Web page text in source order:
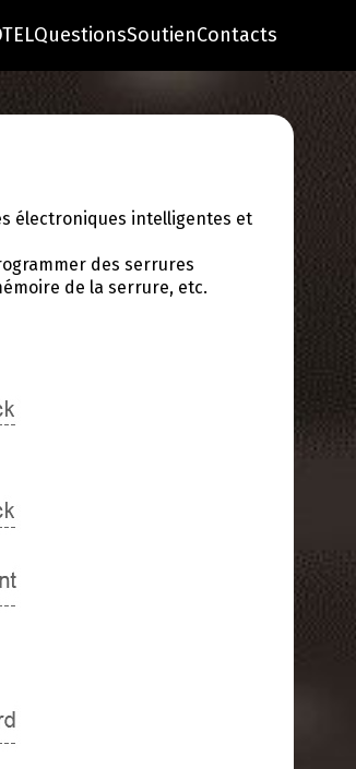
QuestionsSoutienContacts
électroniques intelligentes et
des serrures
de la serrure, etc.